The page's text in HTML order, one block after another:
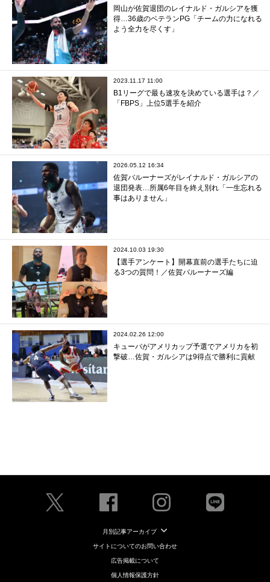
岡山が佐賀退団のレイナルド・ガルシアを獲
得…36歳のベテランPG「チームの力になれる
よう全力を尽くす」
2023.11.17 11:00
B1リーグで最も速攻を決めている選手は？／
「FBPS」上位5選手を紹介
2026.05.12 16:34
佐賀バルーナーズがレイナルド・ガルシアの
退団発表…所属6年目を終え別れ「一生忘れる
事はありません」
2024.10.03 19:30
【選手アンケート】開幕直前の選手たちに迫
る3つの質問！／佐賀バルーナーズ編
2024.02.26 12:00
キューバがアメリカップ予選でアメリカを初
撃破…佐賀・ガルシアは9得点で勝利に貢献
月別記事アーカイブ
サイトについてのお問い合わせ
広告掲載について
個人情報保護方針